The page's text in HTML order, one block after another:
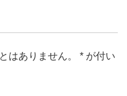
はありません。 * が付い